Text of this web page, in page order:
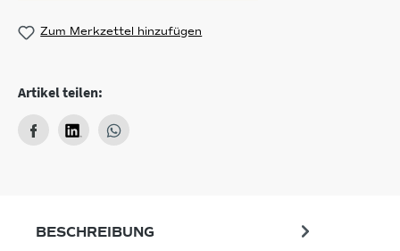
Zum Merkzettel hinzufügen
Artikel teilen:
BESCHREIBUNG